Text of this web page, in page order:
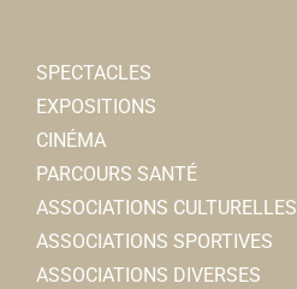
SPECTACLES
EXPOSITIONS
CINÉMA
PARCOURS SANTÉ
ASSOCIATIONS CULTURELLES
ASSOCIATIONS SPORTIVES
ASSOCIATIONS DIVERSES